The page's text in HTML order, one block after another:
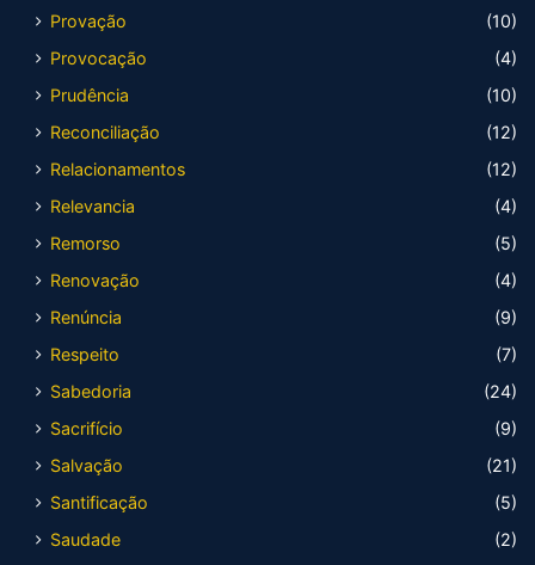
Provação
(10)
Provocação
(4)
Prudência
(10)
Reconciliação
(12)
Relacionamentos
(12)
Relevancia
(4)
Remorso
(5)
Renovação
(4)
Renúncia
(9)
Respeito
(7)
Sabedoria
(24)
Sacrifício
(9)
Salvação
(21)
Santificação
(5)
Saudade
(2)